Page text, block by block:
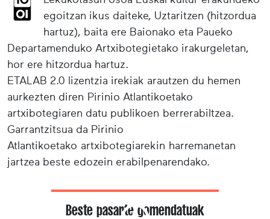
egoitzan ikus daiteke, Uztaritzen (hitzordua
hartuz), baita ere Baionako eta Paueko
Departamenduko Artxibotegietako irakurgeletan,
hor ere hitzordua hartuz.
ETALAB 2.0 lizentzia irekiak arautzen du hemen
aurkezten diren Pirinio Atlantikoetako
artxibotegiaren datu publikoen berrerabiltzea.
Garrantzitsua da Pirinio
Atlantikoetako artxibotegiarekin harremanetan
jartzea beste edozein erabilpenarendako.
Beste pasarte gomendatuak